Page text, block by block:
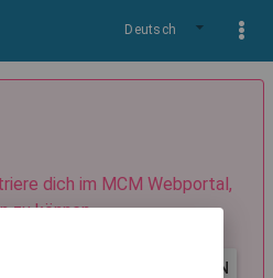
Deutsch
dich im MCM Webportal,
zu können.
ANMELDEN